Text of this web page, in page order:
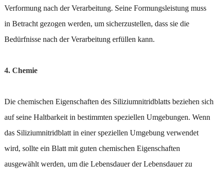
Verformung nach der Verarbeitung. Seine Formungsleistung muss
in Betracht gezogen werden, um sicherzustellen, dass sie die
Bedürfnisse nach der Verarbeitung erfüllen kann.
4. Chemie
Die chemischen Eigenschaften des Siliziumnitridblatts beziehen sich
auf seine Haltbarkeit in bestimmten speziellen Umgebungen. Wenn
das Siliziumnitridblatt in einer speziellen Umgebung verwendet
wird, sollte ein Blatt mit guten chemischen Eigenschaften
ausgewählt werden, um die Lebensdauer der Lebensdauer zu